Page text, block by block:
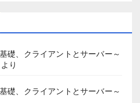
、クライアントとサーバー～
より
、クライアントとサーバー～